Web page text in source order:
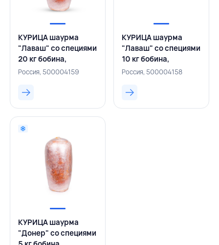
КУРИЦА шаурма
"Лаваш" со специями
20 кг бобина,
СЕРВОЛЮКС,
Россия, 500004159
КУРИЦА шаурма
"Лаваш" со специями
10 кг бобина,
СЕРВОЛЮКС,
Россия, 500004158
КУРИЦА шаурма
"Донер" со специями